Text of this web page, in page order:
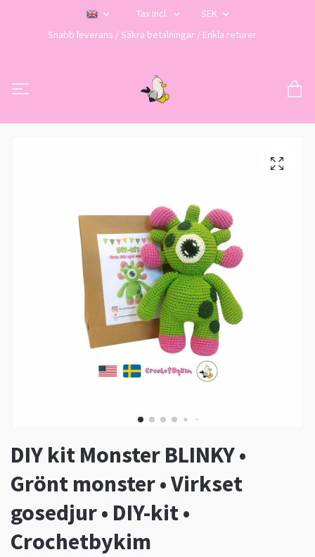
Tax Incl.
SEK
Snabb leverans / Säkra betalningar / Enkla returer
DIY kit Monster BLINKY •
Grönt monster • Virkset
gosedjur • DIY-kit •
Crochetbykim